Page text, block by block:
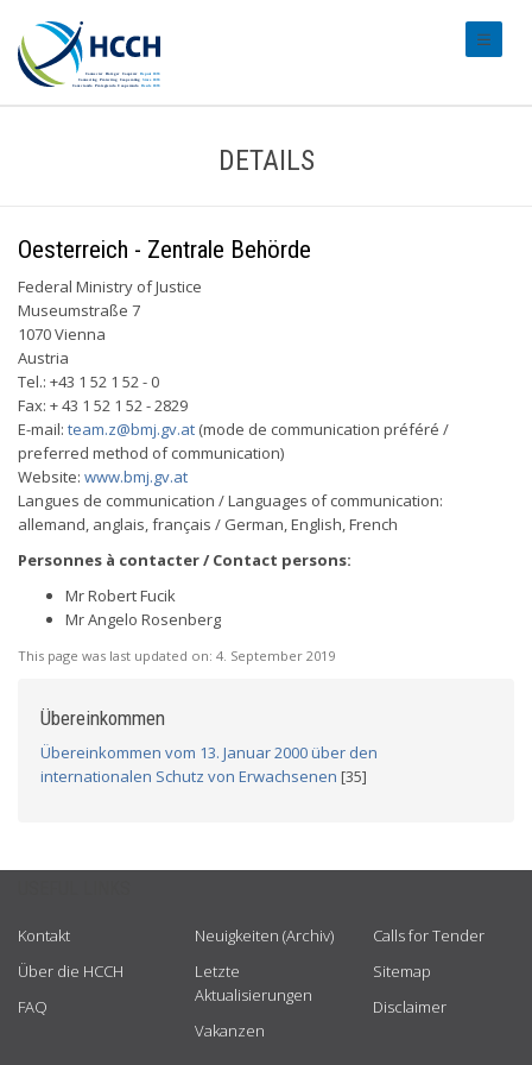
DETAILS
Oesterreich - Zentrale Behörde
Federal Ministry of Justice
Museumstraße 7
1070 Vienna
Austria
Tel.: +43 1 52 1 52 - 0
Fax: + 43 1 52 1 52 - 2829
E-mail: team.z@bmj.gv.at (mode de communication préféré /
preferred method of communication)
Website: www.bmj.gv.at
Langues de communication / Languages of communication:
allemand, anglais, français / German, English, French
Personnes à contacter / Contact persons:
Mr Robert Fucik
Mr Angelo Rosenberg
This page was last updated on: 4. September 2019
Übereinkommen
Übereinkommen vom 13. Januar 2000 über den
internationalen Schutz von Erwachsenen [35]
Kontakt
Über die HCCH
FAQ
Neuigkeiten (Archiv)
Letzte
Aktualisierungen
Vakanzen
Calls for Tender
Sitemap
Disclaimer